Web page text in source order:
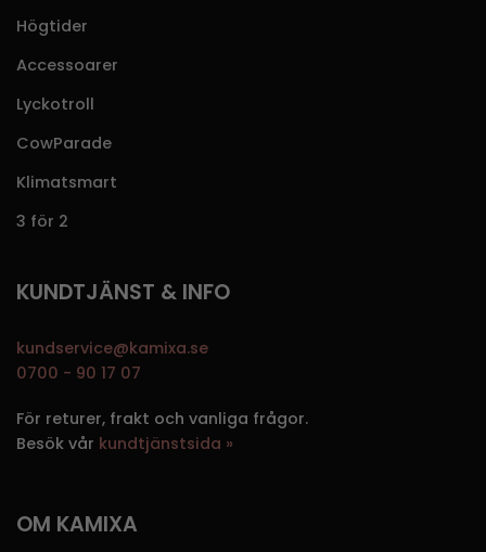
Högtider
Accessoarer
Lyckotroll
CowParade
Klimatsmart
3 för 2
KUNDTJÄNST & INFO
kundservice@kamixa.se
0700 - 90 17 07
För returer, frakt och vanliga frågor.
Besök vår kundtjänstsida »
OM KAMIXA